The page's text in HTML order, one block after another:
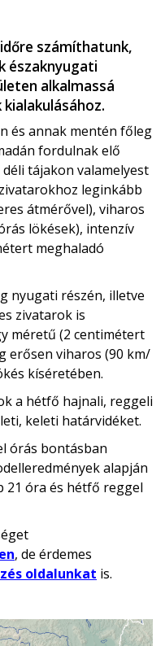
számíthatunk,
északnyugati
alkalmassá
és annak mentén főleg
fordulnak elő
tájakon valamelyest
leginkább
átmérővel), viharos
lökések), intenzív
meghaladó
nyugati részén, illetve
zivatarok is
méretű (2 centimétert
erősen viharos (90 km/
kíséretében.
a hétfő hajnali, reggeli
keleti határvidéket.
órás bontásban
alapján
21 óra és hétfő reggel
, de érdemes
oldalunkat is.